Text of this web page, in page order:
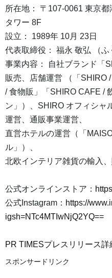
所在地： 〒107-0061 東京
タワー 8F
設立： 1989年 10月 23日
代表取締役： 福永 敬弘 （ふ
事業内容： 自社ブランド「
販売、店舗運営 （「SHIRO
/ 食物販」「SHIRO CAFE /
ン」）、SHIRO オフィシャ
運営、通販事業運営、
直営ホテルの運営（「
ル」）、
北欧インテリア雑貨の輸入
公式オンラインストア：
公式Instagram： https://
igsh=NTc4MTIwNjQ2YQ==
PR TIMESプレスリリース詳
スポンサードリンク